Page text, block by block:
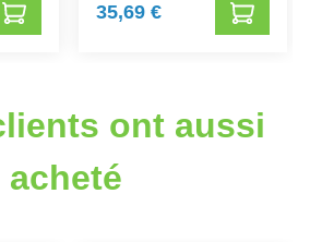
35,69 €
ont aussi
acheté